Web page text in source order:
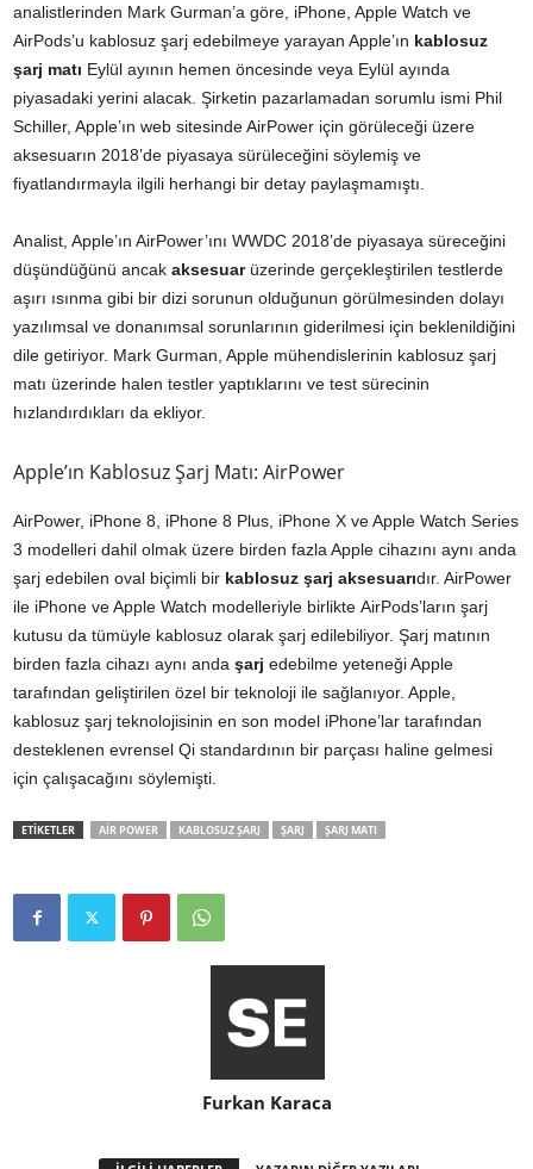
analistlerinden Mark Gurman’a göre, iPhone, Apple Watch ve
AirPods’u kablosuz şarj edebilmeye yarayan Apple’ın kablosuz
şarj matı Eylül ayının hemen öncesinde veya Eylül ayında
piyasadaki yerini alacak. Şirketin pazarlamadan sorumlu ismi Phil
Schiller, Apple’ın web sitesinde AirPower için görüleceği üzere
aksesuarın 2018’de piyasaya sürüleceğini söylemiş ve
fiyatlandırmayla ilgili herhangi bir detay paylaşmamıştı.
Analist, Apple’ın AirPower’ını WWDC 2018’de piyasaya süreceğini
düşündüğünü ancak aksesuarüzerinde gerçekleştirilen testlerde
aşırı ısınma gibi bir dizi sorunun olduğunun görülmesinden dolayı
yazılımsal ve donanımsal sorunlarının giderilmesi için beklenildiğini
dile getiriyor. Mark Gurman, Apple mühendislerinin kablosuz şarj
matı üzerinde halen testler yaptıklarını ve test sürecinin
hızlandırdıkları da ekliyor.
Apple’ın Kablosuz Şarj Matı: AirPower
AirPower, iPhone 8, iPhone 8 Plus, iPhone X ve Apple Watch Series
3 modelleri dahil olmak üzere birden fazla Apple cihazını aynı anda
şarj edebilen oval biçimli bir kablosuz şarj aksesuarıdır. AirPower
ile iPhone ve Apple Watch modelleriyle birlikte AirPods’ların şarj
kutusu da tümüyle kablosuz olarak şarj edilebiliyor. Şarj matının
birden fazla cihazı aynı anda şarj edebilme yeteneği Apple
tarafından geliştirilen özel bir teknoloji ile sağlanıyor. Apple,
kablosuz şarj teknolojisinin en son model iPhone’lar tarafından
desteklenen evrensel Qi standardının bir parçası haline gelmesi
için çalışacağını söylemişti.
ETİKETLER AIR POWER KABLOSUZ ŞARJ ŞARJ ŞARJ MATI
Furkan Karaca